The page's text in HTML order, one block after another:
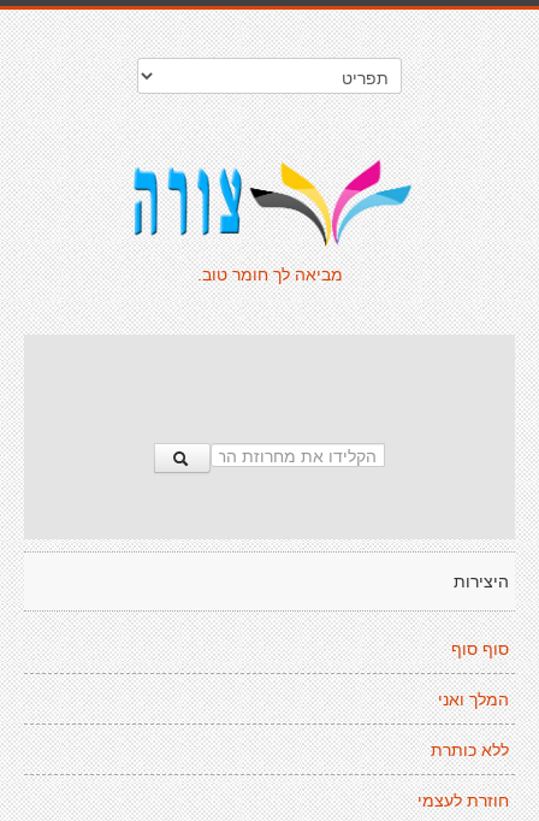
מביאה לך חומר טוב.
היצירות
סוף סוף
המלך ואני
ללא כותרת
חוזרת לעצמי